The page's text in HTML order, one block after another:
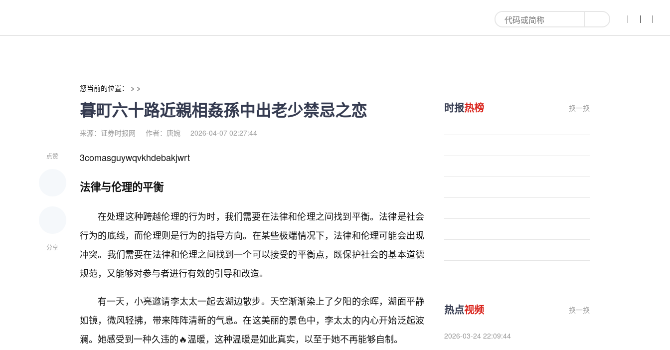
您当前的位置： > >
暮町六十路近親相姦孫中出老少禁忌之恋
来源：证券时报网 作者：唐婉 2026-04-07 02:27:44
点赞
分享
3comasguywqvkhdebakjwrt
法律与伦理的平衡
在处理这种跨越伦理的行为时，我们需要在法律和伦理之间找到平衡。法律是社会
行为的底线，而伦理则是行为的指导方向。在某些极端情况下，法律和伦理可能会出现
冲突。我们需要在法律和伦理之间找到一个可以接受的平衡点，既保护社会的基本道德
规范，又能够对参与者进行有效的引导和改造。
有一天，小亮邀请李太太一起去湖边散步。天空渐渐染上了夕阳的余晖，湖面平静
如镜，微风轻拂，带来阵阵清新的气息。在这美丽的景色中，李太太的内心开始泛起波
澜。她感受到一种久违的🔥温暖，这种温暖是如此真实，以至于她不再能够自制。
时报热榜 换一换
热点视频 换一换
2026-03-24 22:09:44